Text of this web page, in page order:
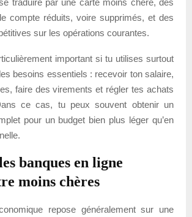
compte réduits, voire supprimés, et des
sur les opérations courantes.
important si tu utilises surtout
besoins essentiels : recevoir ton salaire,
faire des virements et régler tes achats
ce cas, tu peux souvent obtenir un
pour un budget bien plus léger qu’en
banques en ligne
moins chères
repose généralement sur une